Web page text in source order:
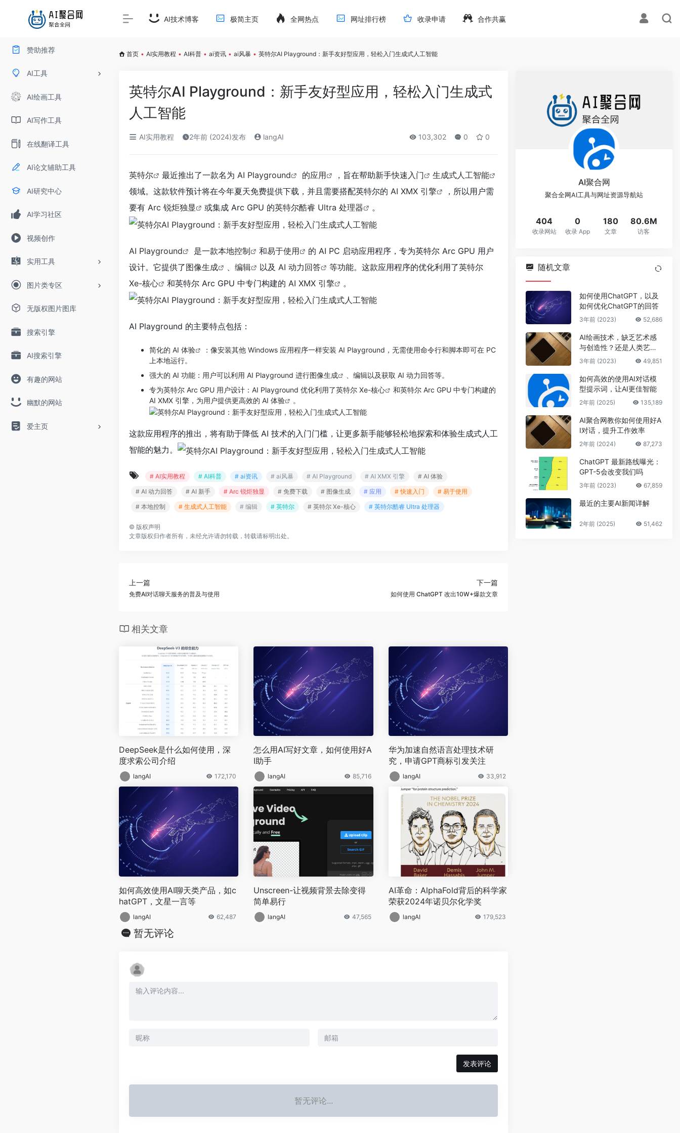
赞助推荐
AI工具
AI绘画工具
AI写作工具
在线翻译工具
AI论文辅助工具
AI研究中心
AI学习社区
视频创作
实用工具
图片类专区
无版权图片图库
搜索引擎
AI搜索引擎
有趣的网站
幽默的网站
爱主页
AI技术博客 极简主页 全网热点 网址排行榜 收录申请 合作共赢
首页 • AI实用教程 • AI科普 • ai资讯 • ai风暴 • 英特尔AI Playground：新手友好型应用，轻松入门生成式人工智能
英特尔AI Playground：新手友好型应用，轻松入门生成式
人工智能
AI实用教程 2年前 (2024)发布 langAI 103,302 0 0
英特尔 最近推出了一款名为 AI Playground 的应用 ，旨在帮助新手快速入门
生成式人工智能
领域。这款软件预计将在今年夏天免费提供下载，并且需要搭配英特尔的 AI XMX 引擎
，所以用户需
要有 Arc 锐炬独显 或集成 Arc GPU 的英特尔酷睿 Ultra 处理器 。
AI Playground 是一款本地控制 和易于使用
的 AI PC 启动应用程序，专为英特尔 Arc GPU 用户
设计。它提供了图像生成 编辑 以及 AI 动力回答 等功能。这款应用程序的优化利用了英特尔
Xe-核心
和英特尔 Arc GPU 中专门构建的 AI XMX 引擎 。
AI Playground 的主要特点包括：
简化的 AI 体验
：像安装其他 Windows 应用程序一样安装 AI Playground，无需使用命令行和脚本即可在 PC
上本地运行。
强大的 AI 功能：用户可以利用 AI Playground 进行图像生成
、编辑以及获取 AI 动力回答等。
专为英特尔 Arc GPU 用户设计：AI Playground 优化利用了英特尔 Xe-核心
和英特尔 Arc GPU 中专门构建的
AI XMX 引擎，为用户提供更高效的 AI 体验 。
这款应用程序的推出，将有助于降低 AI 技术的入门门槛，让更多新手能够轻松地探索和体验生成式人工
智能的魅力。
# AI实用教程 # AI科普 # ai资讯 # ai风暴 # AI Playground # AI XMX 引擎
# AI 体验
# AI 动力回答
# AI 新手 # Arc 锐炬独显 # 免费下载 # 图像生成 # 应用 # 快速入门
# 易于使用
# 本地控制
# 生成式人工智能 # 编辑 # 英特尔 # 英特尔 Xe-核心 # 英特尔酷睿 Ultra 处理器
© 版权声明
文章版权归作者所有，未经允许请勿转载，转载请标明出处。
上一篇
免费AI对话聊天服务的普及与使用
下一篇
如何使用 ChatGPT 改出10W+爆款文章
相关文章
DeepSeek是什么如何使用，深
度求索公司介绍
langAI 172,170
怎么用AI写好文章，如何使用好A
I助手
langAI 85,716
华为加速自然语言处理技术研
究，申请GPT商标引发关注
langAI 33,912
如何高效使用AI聊天类产品，如c
hatGPT，文星一言等
langAI 62,487
Unscreen-让视频背景去除变得
简单易行
langAI 47,565
AI革命：AlphaFold背后的科学家
荣获2024年诺贝尔化学奖
langAI 179,523
暂无评论
发表评论
暂无评论...
AI聚合网
聚合全网AI工具与网址资源导航站
404
收录网站
0
收录 App
180
文章
80.6M
访客
随机文章
如何使用ChatGPT，以及
如何优化ChatGPT的回答
3年前 (2023) 52,686
AI绘画技术，缺乏艺术感
与创造性？还是人类艺术
家的失业威胁？
3年前 (2023) 49,851
如何高效的使用AI对话模
型提示词，让AI更佳智能
2年前 (2025) 135,189
AI聚合网教你如何使用好A
I对话，提升工作效率
2年前 (2024) 87,273
ChatGPT 最新路线曝光：
GPT-5会改变我们吗
3年前 (2023) 67,859
最近的主要AI新闻详解
2年前 (2025) 51,462